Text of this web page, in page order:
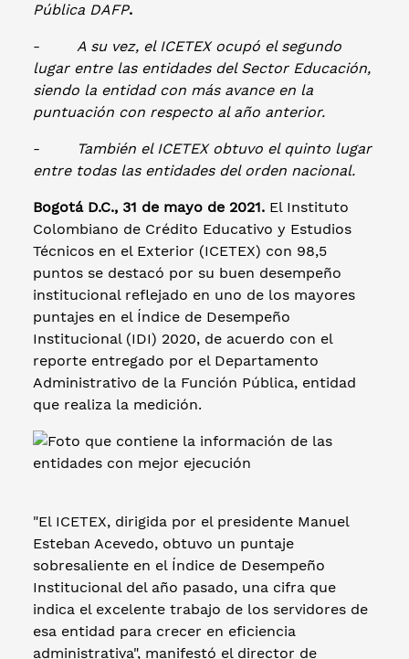
Pública DAFP.
- A su vez, el ICETEX ocupó el segundo
lugar entre las entidades del Sector Educación,
siendo la entidad con más avance en la
puntuación con respecto al año anterior.
-
También el ICETEX obtuvo el quinto lugar
entre todas las entidades del orden nacional.
Bogotá D.C., 31 de mayo de 2021. El Instituto
Colombiano de Crédito Educativo y Estudios
Técnicos en el Exterior (ICETEX) con 98,5
puntos se destacó por su buen desempeño
institucional reflejado en uno de los mayores
puntajes en el Índice de Desempeño
Institucional (IDI) 2020, de acuerdo con el
reporte entregado por el Departamento
Administrativo de la Función Pública, entidad
que realiza la medición.
"El ICETEX, dirigida por el presidente Manuel
Esteban Acevedo, obtuvo un puntaje
sobresaliente en el Índice de Desempeño
Institucional del año pasado, una cifra que
indica el excelente trabajo de los servidores de
esa entidad para crecer en eficiencia
administrativa", manifestó el director de